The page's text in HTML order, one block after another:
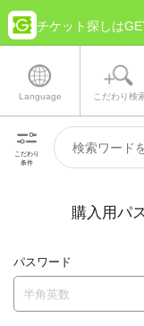
チケット探しは
Language こだわり検
こだわり
条件
購入用パ
パスワード